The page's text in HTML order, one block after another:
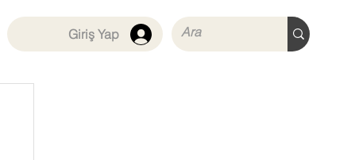
Giriş Yap